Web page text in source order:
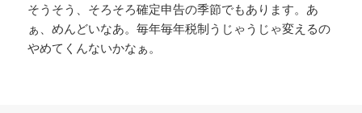
そうそう、そろそろ確定申告の季節でもあります。あ
ぁ、めんどいなあ。毎年毎年税制うじゃうじゃ変えるの
やめてくんないかなぁ。